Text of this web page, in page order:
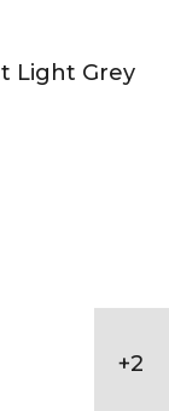
Light Grey
+2